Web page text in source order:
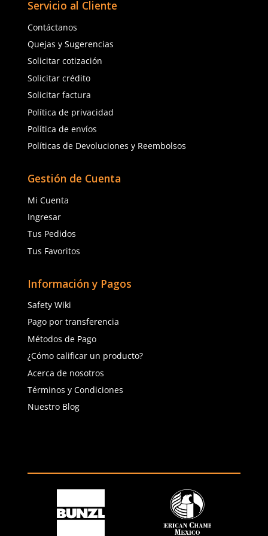
trabajo
¿Por qué son Esenciales las Señales de Seguridad
Industrial?
Imagina un almacén lleno de maquinaria en
donde los trabajadores realizan múltiples tareas
simultáneamente. En un entorno tan dinámico, las
seguridad proporcionan orientación y advertencias
peligros potenciales, rutas de evacuación y
seguridad específicos. Esto ayuda a reducir el riesgo
y a mantener un entorno de trabajo seguro para
Visibilidad y Claridad: las señales deben ser
comprensibles para todos los trabajadores en el
reconocibles que comuniquen de manera efectiva el
seguridad.
donde sean fácilmente visibles y relevantes para las
laborales. Esto incluye puntos de acceso, áreas de
de almacenamiento donde puedan surgir riesgos
Actualización Regular: es crucial mantener las
y en buen estado. Las señales desgastadas o
pueden generar confusión o malentendidos, lo que
la seguridad en el lugar de trabajo.
Educación y Conciencia: todos los trabajadores
capacitación sobre el significado y la importancia de
señales de seguridadson faros que guían a los
través de las aguas potencialmente peligrosas. Al
estas señales sean visibles, claras y actualizadas, se
ambiente de trabajo seguro donde los trabajadores